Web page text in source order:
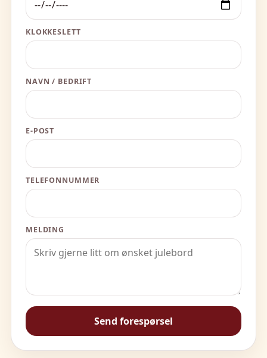
KLOKKESLETT
NAVN / BEDRIFT
E-POST
TELEFONNUMMER
MELDING
Send forespørsel